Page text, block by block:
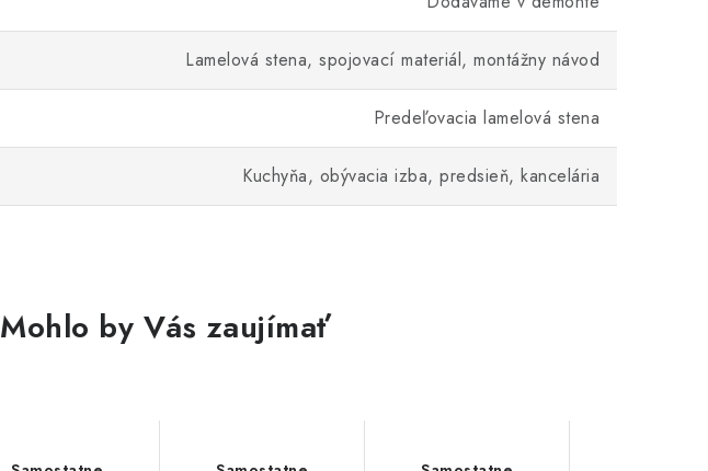
Lamelová stena, spojovací materiál, montážny návod
Predeľovacia lamelová stena
Kuchyňa, obývacia izba, predsieň, kancelária
Mohlo by Vás zaujímať